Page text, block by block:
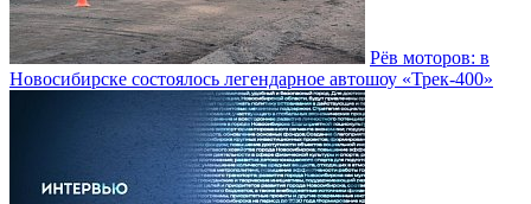
Рёв моторов: в
Новосибирске состоялось легендарное автошоу «Трек-400»